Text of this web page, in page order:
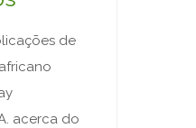
de
acerca do